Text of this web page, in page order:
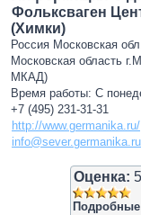
Фольксваген
(Химки)
Россия Московская
Московская область
МКАД)
Время работы: С
+7 (495) 231-31-31
http://www.germanika.ru/
info@sever.germanika.ru
Оценка: 5